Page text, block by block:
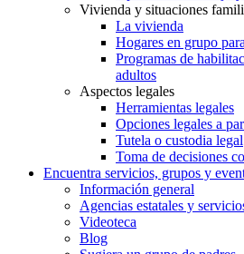
Vivienda y situaciones
La vivienda
Hogares en grupo
Programas de
adultos
Aspectos legales
Herramientas legales
Opciones legales a
Tutela o custodia legal
Toma de decisiones
Encuentra servicios, grupos y
Información general
Agencias estatales y
Videoteca
Blog